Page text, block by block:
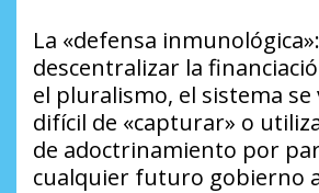
La «defensa
descentralizar la
el pluralismo, el sistema se
difícil de «capturar» o
de adoctrinamiento por
cualquier futuro gobierno